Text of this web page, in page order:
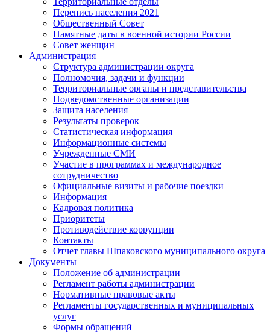
Перепись населения 2021
Общественный Совет
Памятные даты в военной истории России
Совет женщин
Администрация
Структура администрации округа
Полномочия, задачи и функции
Территориальные органы и представительства
Подведомственные организации
Защита населения
Результаты проверок
Статистическая информация
Информационные системы
Учрежденные СМИ
Участие в программах и международное
сотрудничество
Официальные визиты и рабочие поездки
Информация
Кадровая политика
Приоритеты
Противодействие коррупции
Контакты
Отчет главы Шпаковского муниципального округа
Документы
Положение об администрации
Регламент работы администрации
Нормативные правовые акты
Регламенты государственных и муниципальных
услуг
Формы обращений